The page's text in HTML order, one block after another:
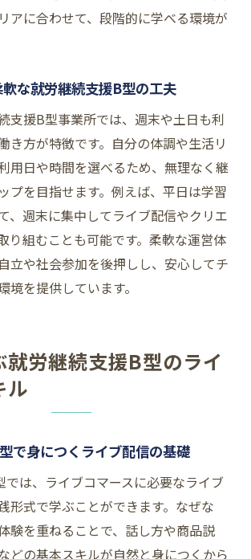
に乗り越える挑戦と成長の記録
がるピアサポートの実際
労継続支援B型で築く信頼関係
でスキルアップする方法を紹介
支援B型なら自分のペースで学べる
コマースで得られる新たな経験
ートを活かした成長のステップ
べる就労継続支援B型の魅力
ミングやデジタル力を磨く方法
目される柔軟な支援体制
支援B型とライブコマースの可能性
ティブ分野で広がる就労の選択肢
ライブコマース支援の展望
労継続支援B型が目指す未来像
の力で実現するキャリアアップ
アに合わせて、段階的に学べる環境が
な就労継続支援B型の工夫
支援B型事業所では、週末や土日も利
き方が特徴です。自分の体調や生活リ
用日や時間を選べるため、無理なく継
プを目指せます。例えば、平日は学習
、週末に集中してライブ配信やクリエ
り組むことも可能です。柔軟な運営体
立や社会参加を後押しし、安心してチ
境を提供しています。
就労継続支援B型のライ
ル
で身につくライブ配信の基礎
では、ライブコマースに必要なライブ
形式で学ぶことができます。なぜな
験を重ねることで、話し方や商品説
どの基本スキルが自然と身につくから